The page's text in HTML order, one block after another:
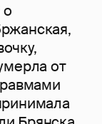
о
от